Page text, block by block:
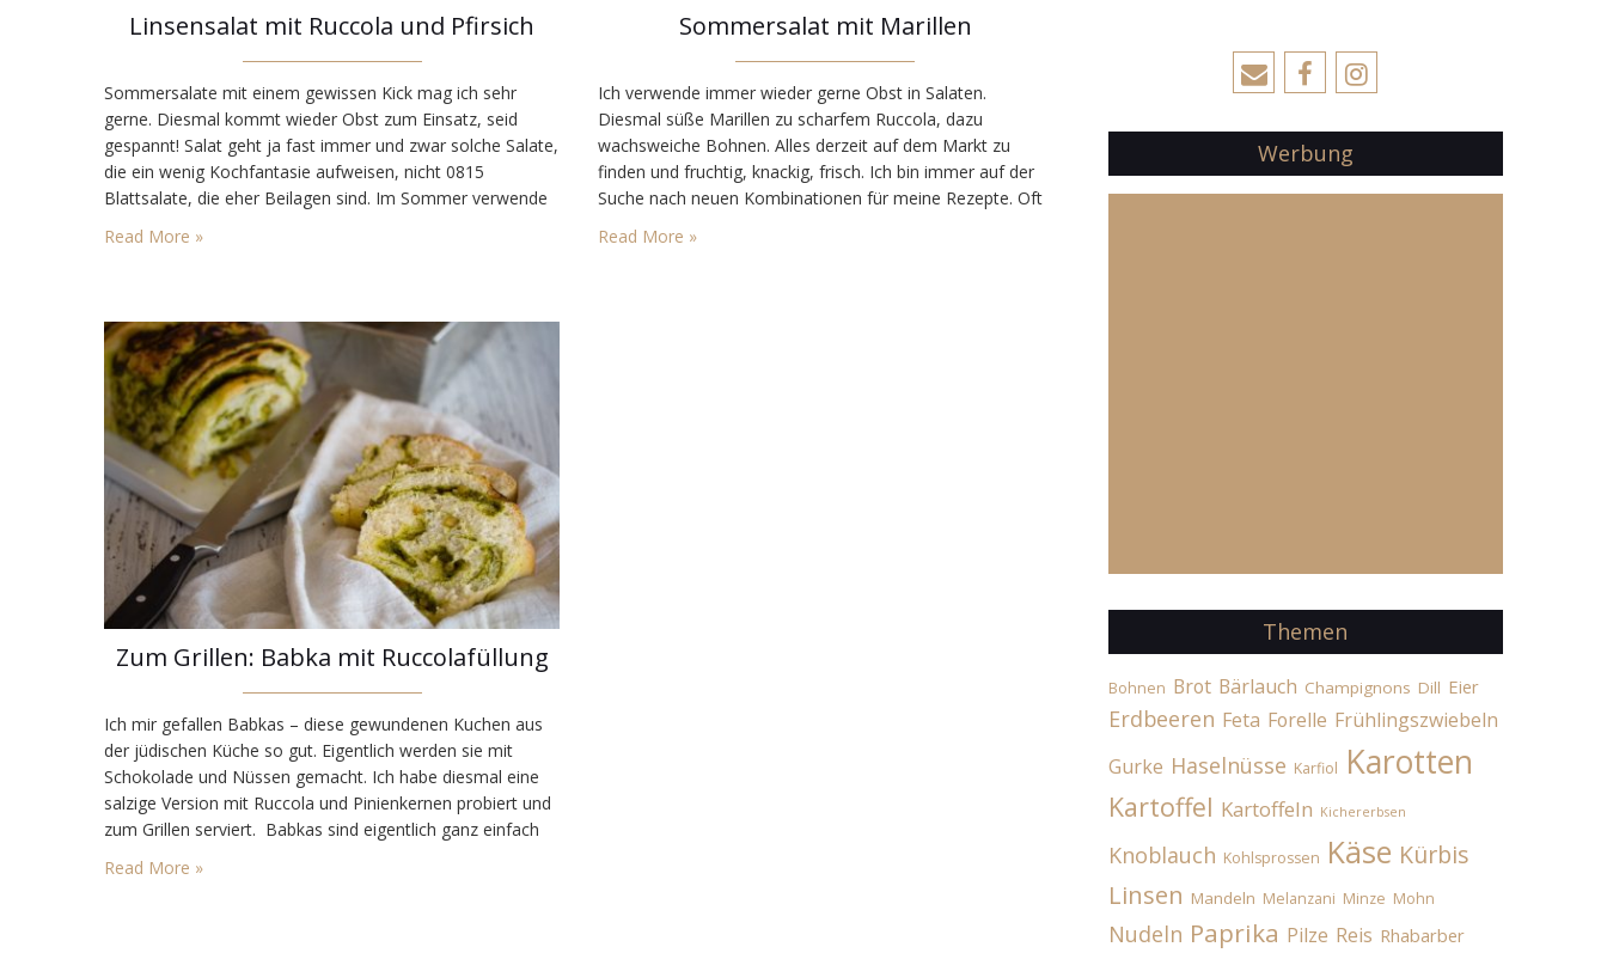
Linsensalat mit Ruccola und Pfirsich
Sommersalate mit einem gewissen Kick mag ich sehr
gerne. Diesmal kommt wieder Obst zum Einsatz, seid
gespannt! Salat geht ja fast immer und zwar solche Salate,
die ein wenig Kochfantasie aufweisen, nicht 0815
Blattsalate, die eher Beilagen sind. Im Sommer verwende
ich nicht selten auch Obst in Salaten. Die frischen und
Read More »
Sommersalat mit Marillen
Ich verwende immer wieder gerne Obst in Salaten.
Diesmal süße Marillen zu scharfem Ruccola, dazu
wachsweiche Bohnen. Alles derzeit auf dem Markt zu
finden und fruchtig, knackig, frisch. Ich bin immer auf der
Suche nach neuen Kombinationen für meine Rezepte. Oft
lese ich Anregungen in Zeitungen oder sehe Bilder auf
Read More »
Zum Grillen: Babka mit Ruccolafüllung
Ich mir gefallen Babkas – diese gewundenen Kuchen aus
der jüdischen Küche so gut. Eigentlich werden sie mit
Schokolade und Nüssen gemacht. Ich habe diesmal eine
salzige Version mit Ruccola und Pinienkernen probiert und
zum Grillen serviert. Babkas sind eigentlich ganz einfach
zu machen, aber sehen dann fertig spektakulär aus. Durch
Read More »
Werbung
Themen
Bohnen Brot Bärlauch Champignons Dill Eier
Erdbeeren Feta Forelle Frühlingszwiebeln
Gurke Haselnüsse Karfiol Karotten
Kartoffel Kartoffeln Kichererbsen
Knoblauch Kohlsprossen Käse Kürbis
Linsen Mandeln Melanzani Minze Mohn
Nudeln Paprika Pilze Reis Rhabarber